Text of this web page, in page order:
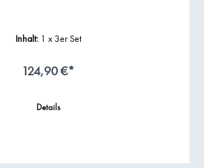
Inhalt: 1 x 3er Set
124,90 €*
Details